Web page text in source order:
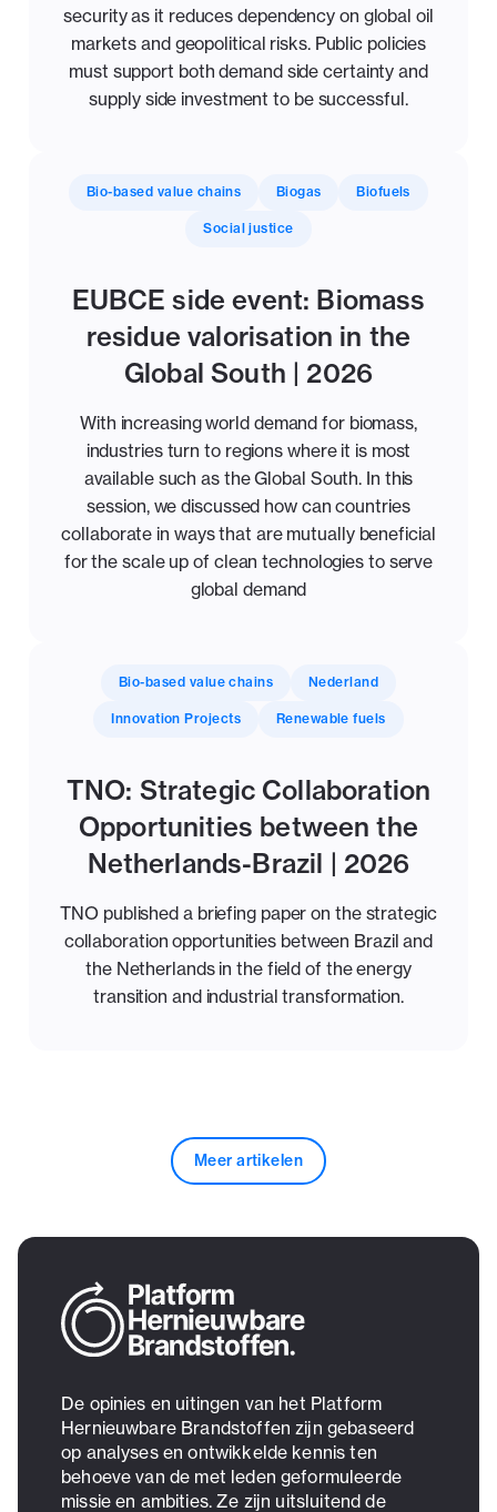
security as it reduces dependency on global oil
markets and geopolitical risks. Public policies
must support both demand side certainty and
supply side investment to be successful.
Bio-based value chains Biogas Biofuels
Social justice
EUBCE side event: Biomass
residue valorisation in the
Global South | 2026
With increasing world demand for biomass,
industries turn to regions where it is most
available such as the Global South. In this
session, we discussed how can countries
collaborate in ways that are mutually beneficial
for the scale up of clean technologies to serve
global demand
Bio-based value chains Nederland
Innovation Projects Renewable fuels
TNO: Strategic Collaboration
Opportunities between the
Netherlands-Brazil | 2026
TNO published a briefing paper on the strategic
collaboration opportunities between Brazil and
the Netherlands in the field of the energy
transition and industrial transformation.
Meer artikelen
De opinies en uitingen van het Platform
Hernieuwbare Brandstoffen zijn gebaseerd
op analyses en ontwikkelde kennis ten
behoeve van de met leden geformuleerde
missie en ambities. Ze zijn uitsluitend de